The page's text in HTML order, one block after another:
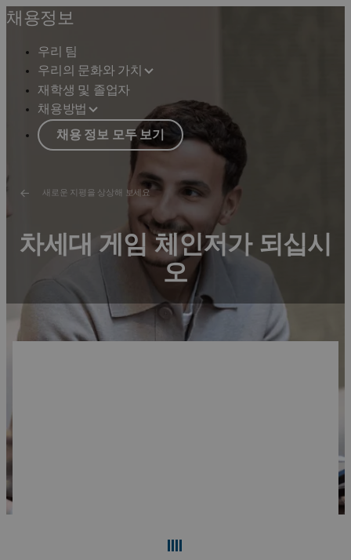
채용정보
우리 팀
우리의 문화와 가치
재학생 및 졸업자
채용방법
채용 정보 모두 보기
새로운 지평을 상상해 보세요
차세대 게임 체인저가 되십시
오